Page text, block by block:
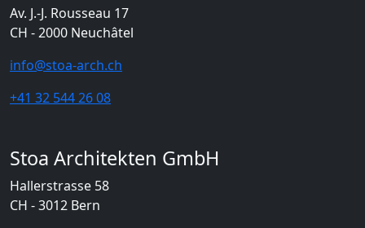
Av. J.-J. Rousseau 17
CH - 2000 Neuchâtel
info@stoa-arch.ch
+41 32 544 26 08
Stoa Architekten GmbH
Hallerstrasse 58
CH - 3012 Bern